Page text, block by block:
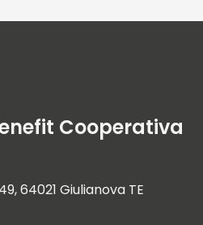
Cooperativa
64021 Giulianova TE